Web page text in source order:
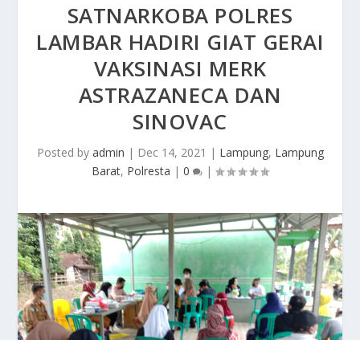
SATNARKOBA POLRES
LAMBAR HADIRI GIAT GERAI
VAKSINASI MERK
ASTRAZANECA DAN
SINOVAC
Posted by admin | Dec 14, 2021 | Lampung, Lampung
Barat, Polresta | 0 |